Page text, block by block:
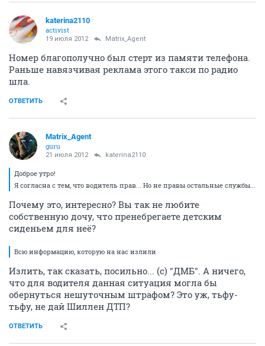
katerina2110
activist
19 июля 2012 Matrix_Agent
Номер благополучно был стерт из памяти телефона.
Раньше навязчивая реклама этого такси по радио
шла.
ОТВЕТИТЬ
Matrix_Agent
guru
21 июля 2012 katerina2110
Доброе утро!
Я согласна с тем, что водитель прав... Но не правы остальные службы...
Почему это, интересно? Вы так не любите
собственную дочу, что пренебрегаете детским
сиденьем для неё?
Всю информацию, которую на нас излили
Излить, так сказать, посильно... (с) "ДМБ". А ничего,
что для водителя данная ситуация могла бы
обернуться нешуточным штрафом? Это уж, тьфу-
тьфу, не дай Шиллен ДТП?
ОТВЕТИТЬ